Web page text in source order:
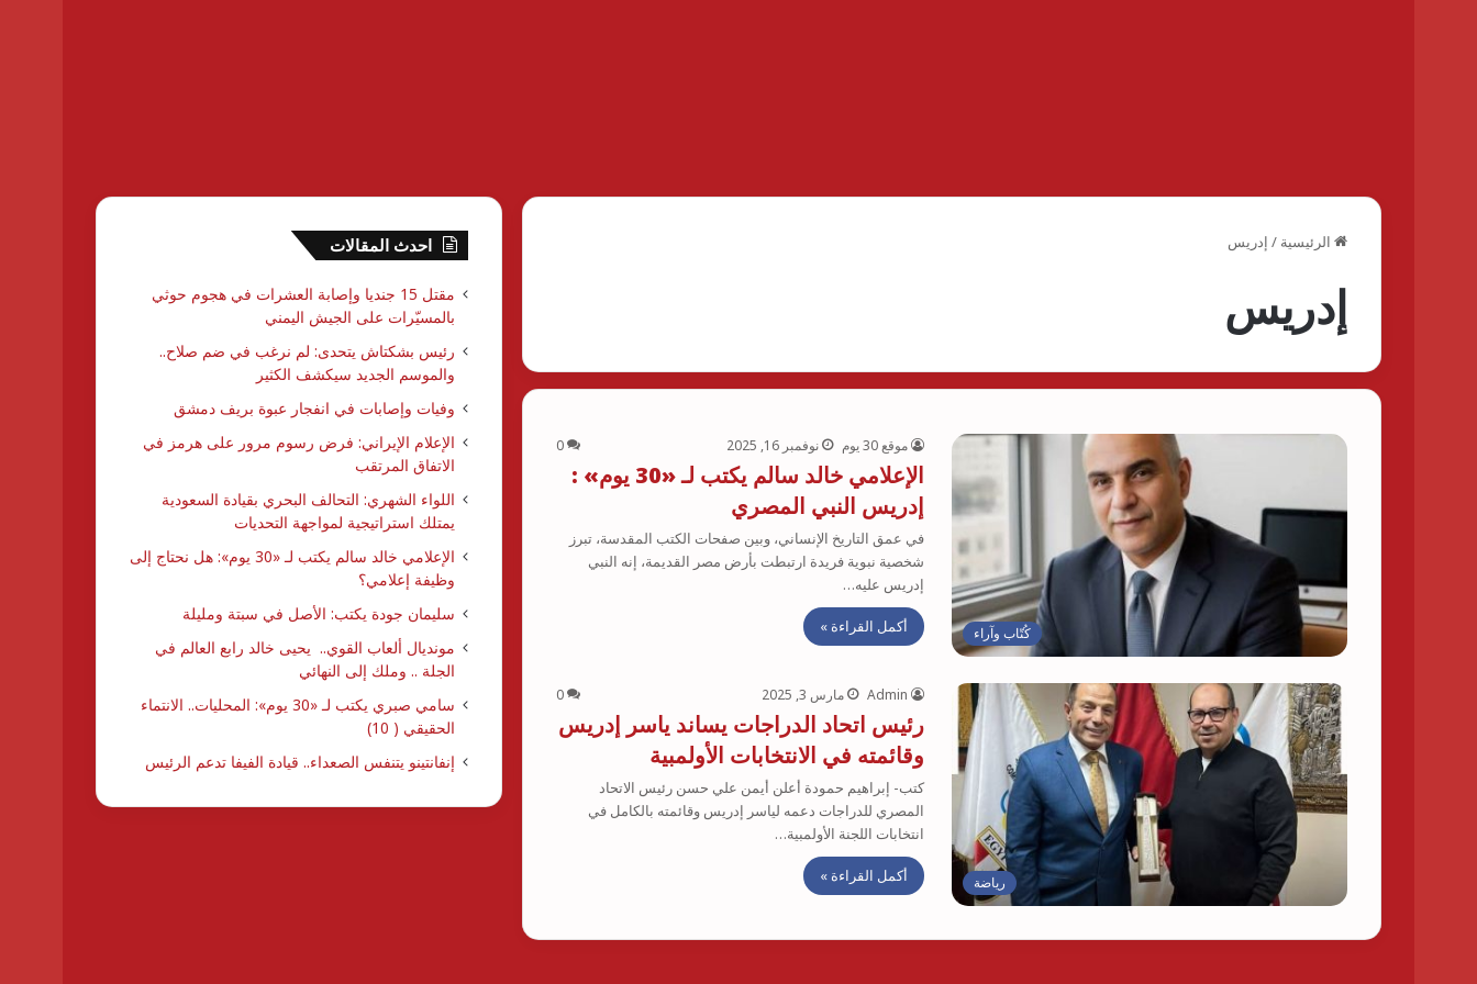
الرئيسية / إدريس
إدريس
كُتّاب وآراء
موقع 30 يوم نوفمبر 16, 2025 0
الإعلامي خالد سالم يكتب لـ «30 يوم» :
إدريس النبي المصري
في عمق التاريخ الإنساني، وبين صفحات الكتب المقدسة، تبرز
شخصية نبوية فريدة ارتبطت بأرض مصر القديمة، إنه النبي
إدريس عليه…
أكمل القراءة »
رياضة
Admin مارس 3, 2025 0
رئيس اتحاد الدراجات يساند ياسر إدريس
وقائمته في الانتخابات الأولمبية
كتب- إبراهيم حمودة أعلن أيمن علي حسن رئيس الاتحاد
المصري للدراجات دعمه لياسر إدريس وقائمته بالكامل في
انتخابات اللجنة الأولمبية…
أكمل القراءة »
احدث المقالات
مقتل 15 جنديا وإصابة العشرات في هجوم حوثي
بالمسيّرات على الجيش اليمني
رئيس بشكتاش يتحدى: لم نرغب في ضم صلاح..
والموسم الجديد سيكشف الكثير
وفيات وإصابات في انفجار عبوة بريف دمشق
الإعلام الإيراني: فرض رسوم مرور على هرمز في
الاتفاق المرتقب
اللواء الشهري: التحالف البحري بقيادة السعودية
يمتلك استراتيجية لمواجهة التحديات
الإعلامي خالد سالم يكتب لـ «30 يوم»: هل نحتاج إلى
وظيفة إعلامي؟
سليمان جودة يكتب: الأصل في سبتة ومليلة
مونديال ألعاب القوي.. يحيى خالد رابع العالم في
الجلة .. وملك إلى النهائي
سامي صبري يكتب لـ «30 يوم»: المحليات.. الانتماء
الحقيقي ( 10)
إنفانتينو يتنفس الصعداء.. قيادة الفيفا تدعم الرئيس